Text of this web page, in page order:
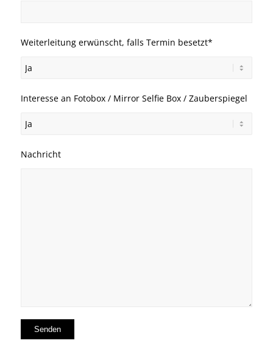
Weiterleitung erwünscht, falls Termin besetzt*
Interesse an Fotobox / Mirror Selfie Box / Zauberspiegel
Nachricht